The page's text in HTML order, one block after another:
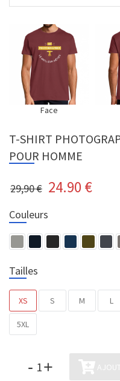
Face
T-SHIRT
POUR HOMME
29,90 € 24.90 €
Couleurs
Tailles
XS S M L
5XL
- +